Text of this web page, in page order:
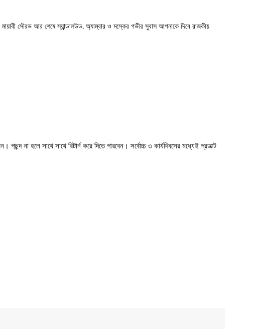
সৌরভ আর শেষে স্যান্ডালউড, অ্যাম্বার ও মস্কের গভীর সুবাস আপনাকে দিবে রাজকীয়
না হলে সাথে সাথে রিটার্ন করে দিতে পারবেন। সর্বোচ্চ ৩ কার্যদিবসের মধ্যেই প্রডাক্ট